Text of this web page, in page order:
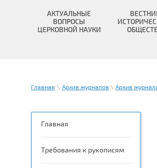
АКТУАЛЬНЫЕ
ВОПРОСЫ
ЦЕРКОВНОЙ НАУКИ
Главная \ Архив журналов \ Архив
Главная
Требования к рукописям